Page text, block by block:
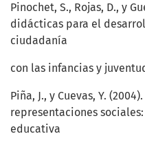
Pinochet, S., Rojas, D., y
didácticas para el
ciudadanía
con las infancias y
Piña, J., y Cuevas, Y.
representaciones
educativa